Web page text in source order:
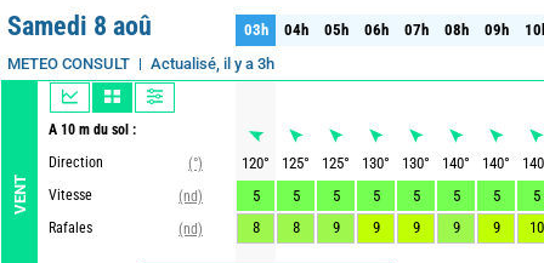
Samedi 8 aoû
METEO CONSULT Actualisé, il y a 3h
VENT
A 10 m du sol :
Direction
(°)
Vitesse
(nd)
Rafales
(nd)
03h 04h 05h 06h 07h 08h 09h
03h 04h 05h 06h 07h 08h 09h
120° 125° 125° 130° 130° 140° 140°
140
5
5 5 5 5 5 5
5
8
8 9 9 9 9 9 10